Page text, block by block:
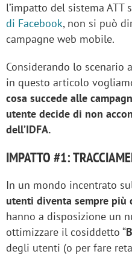
l’impatto del sistema ATT
di Facebook, non si può
campagne web mobile.
Considerando lo scenario
in questo articolo
cosa succede alle
utente decide di non
dell’IDFA.
IMPATTO #1:
In un mondo incentrato
utenti diventa sempre più
hanno a disposizione un
ottimizzare il cosiddetto “
degli utenti (o per fare